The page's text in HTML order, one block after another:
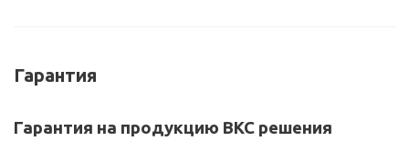
Гарантия
Гарантия на продукцию ВКС решения